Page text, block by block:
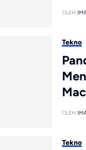
OLEH
Tekno
OLEH
Tekno